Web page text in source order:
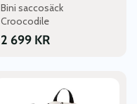
Bini saccosäck
Croocodile
2 699 KR